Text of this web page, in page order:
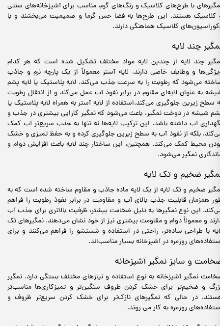
با طرح‌های کلاسیک و رنگ‌های گرم، مناسب برای آشپزخانه‌های سنتی
کلاسیک هستند. این طرح‌ها به فضا حس گرما و صمیمیت می‌بخشند و با
کلاسیک هماهنگی دارند.
چند لایه
چند لایه از چندین لایه مواد مختلف تشکیل شده است که هر کدام
و وظایف خاصی دارند. لایه آستر معمولاً از یک پارچه نرم و جاذب
می‌شود که رطوبت را به سرعت جذب می‌کند. لایه پلاستیک یا لایه پشم
به عنوان لایه‌ای مقاوم در برابر نفوذ آب عمل می‌کند و از انتقال رطوبت
سطح زیرین جلوگیری می‌کند.استفاده از لایه آستر به همراه لایه پلاستیک یا
شیشه در دوخت نمگیر، باعث می‌شود که نمگیر کارایی بیشتری در جذب و
آب داشته باشد. این ترکیب لایه‌ها نه تنها به جذب سریع‌تر آب کمک
بلکه از نفوذ آب به سطح زیرین جلوگیری کرده و به حفظ تمیزی و خشک
محیط کمک می‌کند. همچنین، این ساختار چند لایه باعث افزایش دوام و
نمگیر می‌شود.
ضخیم و تک لایه
ضخیم و تک لایه از یک لایه ماده جاذب و مقاوم ساخته شده است که به
همزمان قابلیت جذب بالای آب و مقاومت در برابر نفوذ رطوبت را فراهم
این نوع نمگیرها به دلیل ضخامت بیشتر، ظرفیت بالاتری برای جذب آب
و معمولاً دوام و مقاومت بیشتری نیز از خود نشان می‌دهند. نمگیرهای تک
با طراحی ساده‌تر، راحتی در استفاده و شستشو را فراهم می‌کنند و برای
روزمره در آشپزخانه بسیار مناسب‌اند.
و سایز نمگیر آشپزخانه
نمگیر آشپزخانه به نوع استفاده و نیازهای مختلف بستگی دارد. نمگیر
و ضخیم‌تر برای خشک کردن ظروف سنگین‌تر و تمیزکاری‌ها مناسب‌تر
در حالی که نمگیرهای نازک‌تر برای خشک کردن سریع‌تر ظروف و
روزمره به کار می روند.